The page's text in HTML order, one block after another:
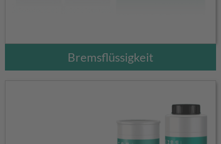
Bremsflüssigkeit